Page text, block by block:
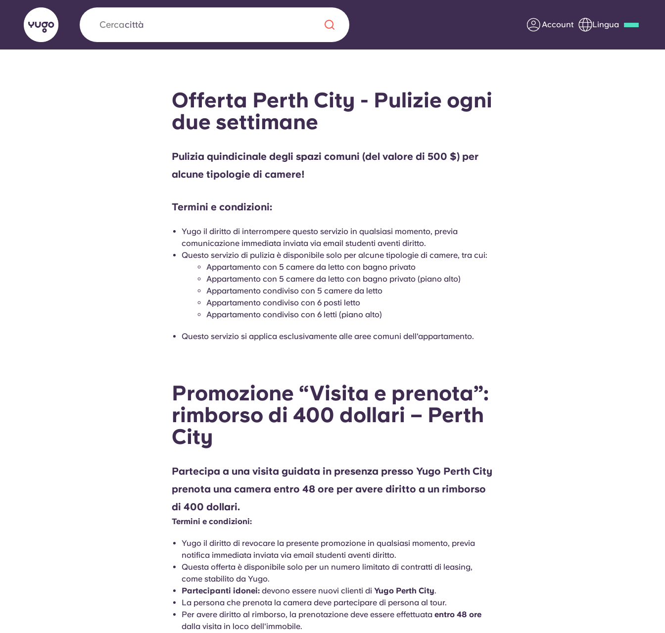
Cercacittà Account Lingua
Yugo VCARB: Verso una nuova era nel
settore Alloggi per Studenti
l'innovazione, l'ambizione e momenti indimenticabili per gli
Offerta Perth City - Pulizie ogni
due settimane
Pulizia quindicinale degli spazi comuni (del valore di 500 $) per
alcune tipologie di camere!
Termini e condizioni:
Yugo il diritto di interrompere questo servizio in qualsiasi momento, previa
comunicazione immediata inviata via email studenti aventi diritto.
Questo servizio di pulizia è disponibile solo per alcune tipologie di camere, tra cui:
Appartamento con 5 camere da letto con bagno privato
Appartamento con 5 camere da letto con bagno privato (piano alto)
Appartamento condiviso con 5 camere da letto
Appartamento condiviso con 6 posti letto
Appartamento condiviso con 6 letti (piano alto)
Questo servizio si applica esclusivamente alle aree comuni dell'appartamento.
Promozione “Visita e prenota”:
rimborso di 400 dollari – Perth
City
Partecipa a una visita guidata in presenza presso Yugo Perth City
prenota una camera entro 48 ore per avere diritto a un rimborso
di 400 dollari.
Termini e condizioni:
Yugo il diritto di revocare la presente promozione in qualsiasi momento, previa
notifica immediata inviata via email studenti aventi diritto.
Questa offerta è disponibile solo per un numero limitato di contratti di leasing,
come stabilito da Yugo.
Partecipanti idonei: devono essere nuovi clienti di Yugo Perth City.
La persona che prenota la camera deve partecipare di persona al tour.
Per avere diritto al rimborso, la prenotazione deve essere effettuata entro 48 ore
dalla visita in loco dell'immobile.